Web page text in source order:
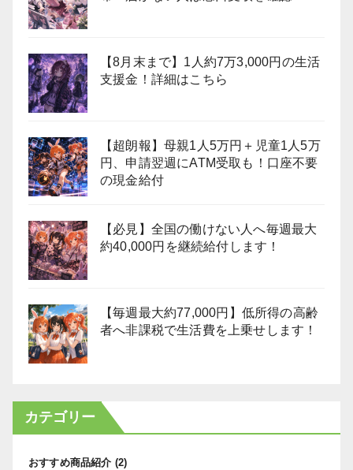
【8月末まで】1人約7万3,000円の生活
支援金！詳細はこちら
【超朗報】母親1人5万円＋児童1人5万
円、申請翌週にATM受取も！口座不要
の現金給付
【必見】全国の働けない人へ毎週最大
約40,000円を継続給付します！
【毎週最大約77,000円】低所得の高齢
者へ非課税で生活費を上乗せします！
カテゴリー
おすすめ商品紹介 (2)